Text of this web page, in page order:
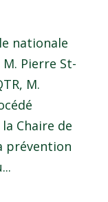
nationale
Pierre St-
M.
Chaire de
prévention